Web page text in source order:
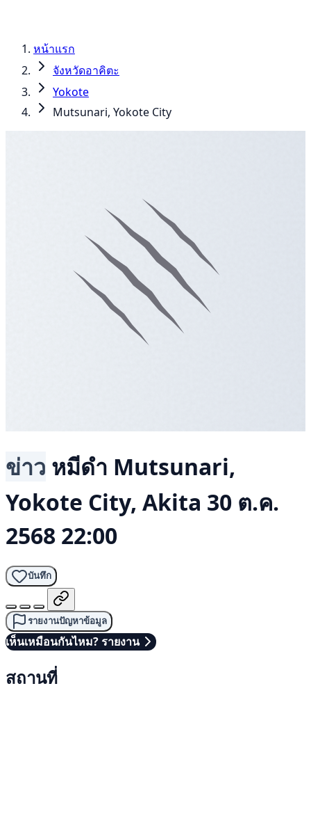
หน้าแรก
จังหวัดอาคิตะ
Yokote
Mutsunari, Yokote City
ข่าว หมีดำ Mutsunari,
Yokote City, Akita 30 ต.ค.
2568 22:00
บันทึก
รายงานปัญหาข้อมูล
เห็นเหมือนกันไหม? รายงาน
สถานที่